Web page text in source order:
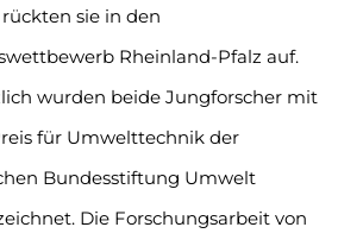
sie in den
Rheinland-Pfalz auf.
wurden beide Jungforscher mit
für Umwelttechnik der
Bundesstiftung Umwelt
Die Forschungsarbeit von